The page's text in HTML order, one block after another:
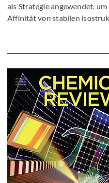
als Strategie angewendet,
Affinität von stabilen